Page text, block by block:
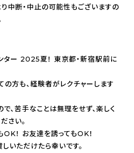
中断・中止の可能性もございますの
ター 2025夏！ 東京都・新宿駅前に
方も、経験者がレクチャーします
、苦手なことは無理をせず、楽しく
さい。
！ お友達を誘ってもOK！
いただけたら幸いです。